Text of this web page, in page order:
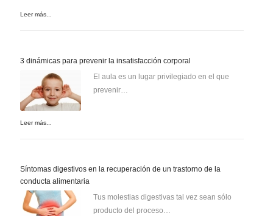
Leer más...
3 dinámicas para prevenir la insatisfacción corporal
El aula es un lugar privilegiado en el que
prevenir…
Leer más...
Síntomas digestivos en la recuperación de un trastorno de la
conducta alimentaria
Tus molestias digestivas tal vez sean sólo
producto del proceso…